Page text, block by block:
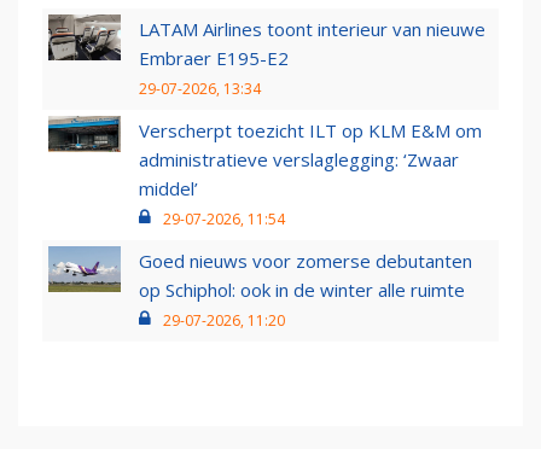
LATAM Airlines toont interieur van nieuwe
Embraer E195-E2
29-07-2026, 13:34
Verscherpt toezicht ILT op KLM E&M om
administratieve verslaglegging: ‘Zwaar
middel’
29-07-2026, 11:54
Goed nieuws voor zomerse debutanten
op Schiphol: ook in de winter alle ruimte
29-07-2026, 11:20